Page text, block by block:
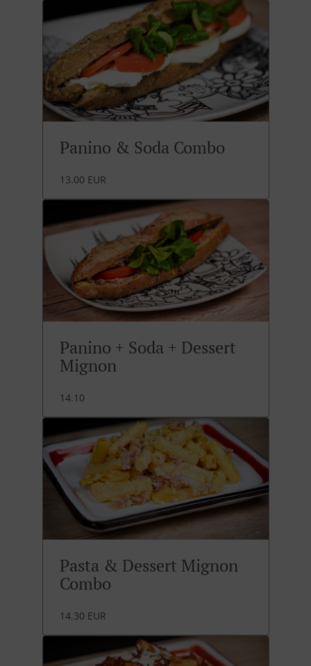
Panino & Soda Combo
13.00 EUR
Panino + Soda + Dessert
Mignon
14.10
Pasta & Dessert Mignon
Combo
14.30 EUR